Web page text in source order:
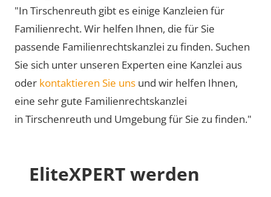
"In Tirschenreuth gibt es einige Kanzleien für
Familienrecht. Wir helfen Ihnen, die für Sie
passende Familienrechtskanzlei zu finden. Suchen
Sie sich unter unseren Experten eine Kanzlei aus
oder kontaktieren Sie uns und wir helfen Ihnen,
eine sehr gute Familienrechtskanzlei
in Tirschenreuth und Umgebung für Sie zu finden."
EliteXPERT werden